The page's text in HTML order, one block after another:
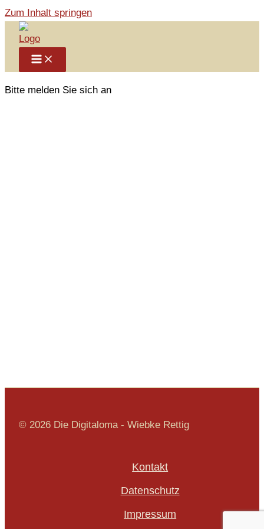
Zum Inhalt springen
Bitte melden Sie sich an
© 2026 Die Digitaloma - Wiebke Rettig
Kontakt
Datenschutz
Impressum